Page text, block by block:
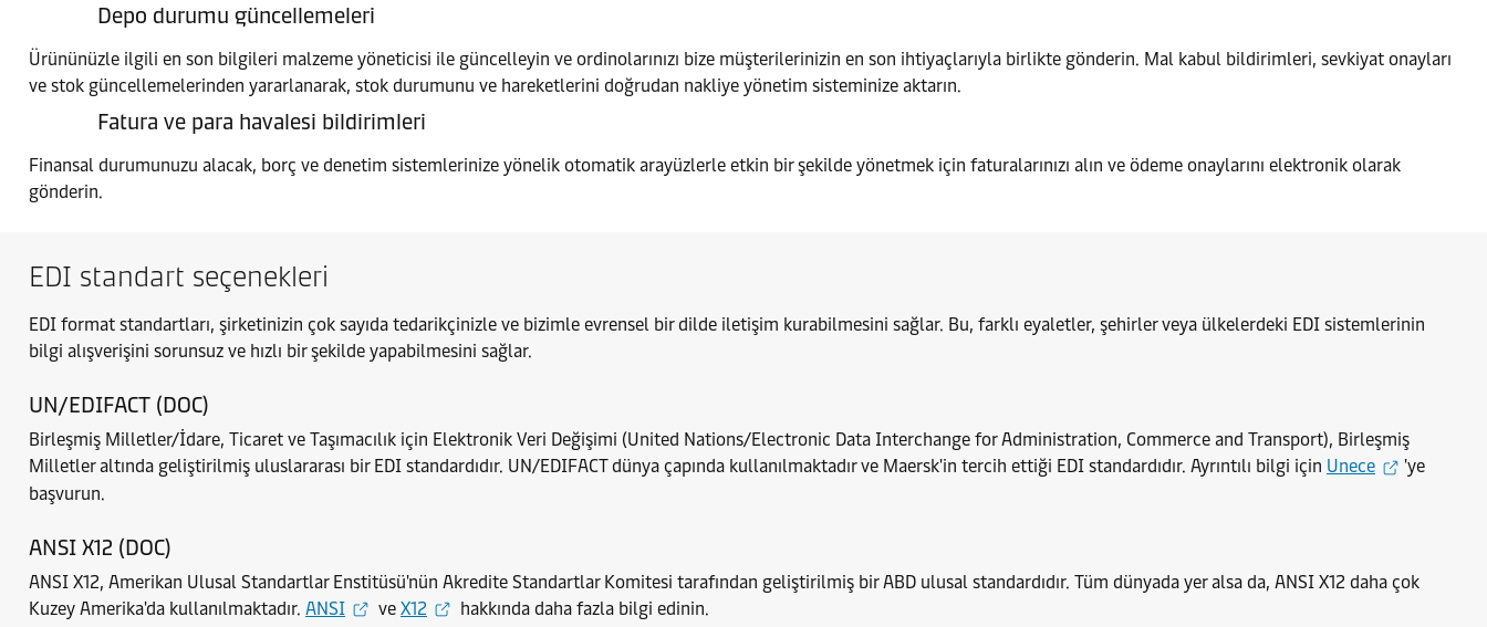
Depo durumu güncellemeleri
Ürününüzle ilgili en son bilgileri malzeme yöneticisi ile güncelleyin ve ordinolarınızı bize müşterilerinizin en son ihtiyaçlarıyla birlikte gönderin. Mal kabul bildirimleri, sevkiyat onayları
ve stok güncellemelerinden yararlanarak, stok durumunu ve hareketlerini doğrudan nakliye yönetim sisteminize aktarın.
Fatura ve para havalesi bildirimleri
Finansal durumunuzu alacak, borç ve denetim sistemlerinize yönelik otomatik arayüzlerle etkin bir şekilde yönetmek için faturalarınızı alın ve ödeme onaylarını elektronik olarak
gönderin.
EDI standart seçenekleri
EDI format standartları, şirketinizin çok sayıda tedarikçinizle ve bizimle evrensel bir dilde iletişim kurabilmesini sağlar. Bu, farklı eyaletler, şehirler veya ülkelerdeki EDI sistemlerinin
bilgi alışverişini sorunsuz ve hızlı bir şekilde yapabilmesini sağlar.
UN/EDIFACT (DOC)
Birleşmiş Milletler/İdare, Ticaret ve Taşımacılık için Elektronik Veri Değişimi (United Nations/Electronic Data Interchange for Administration, Commerce and Transport), Birleşmiş
Milletler altında geliştirilmiş uluslararası bir EDI standardıdır. UN/EDIFACT dünya çapında kullanılmaktadır ve Maersk'in tercih ettiği EDI standardıdır. Ayrıntılı bilgi için Unece
'ye
başvurun.
ANSI X12 (DOC)
ANSI X12, Amerikan Ulusal Standartlar Enstitüsü'nün Akredite Standartlar Komitesi tarafından geliştirilmiş bir ABD ulusal standardıdır. Tüm dünyada yer alsa da, ANSI X12 daha çok
Kuzey Amerika'da kullanılmaktadır. ANSI ve X12 hakkında daha fazla bilgi edinin.